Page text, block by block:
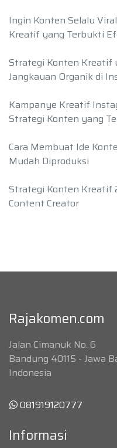
Ingin Konten Selalu
Kreatif yang Terbukti
Strategi Konten
Jangkauan Organik di
Kampanye Kreatif
Strategi Konten yang
Cara Membuat Ide
Mudah Diproduksi
Strategi Konten Kreatif
Content Creator
Rajakomen.com
Jalan Cimanuk No. 6
Bandung 40115 - Jawa
Indonesia
081919120777
Informasi